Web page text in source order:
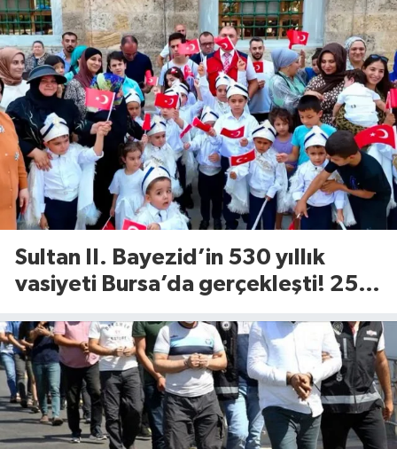
Sultan II. Bayezid’in 530 yıllık
vasiyeti Bursa’da gerçekleşti! 25
şöleni